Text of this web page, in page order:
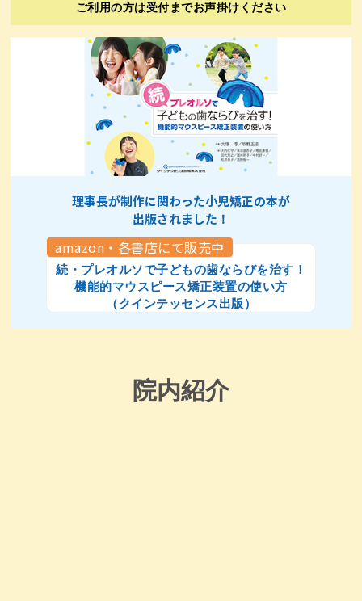
ご利用の方は受付までお声掛けください
理事長が制作に関わった小児矯正の本が
出版されました！
amazon・各書店にて販売中
続・プレオルソで子どもの歯ならびを治す！
機能的マウスピース矯正装置の使い方
（クインテッセンス出版）
院内紹介